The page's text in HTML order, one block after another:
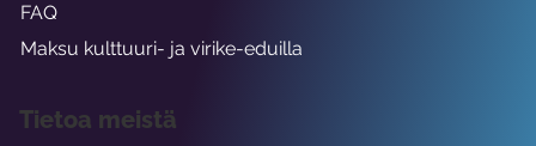
FAQ
Maksu kulttuuri- ja virike-eduilla
Tietoa meistä